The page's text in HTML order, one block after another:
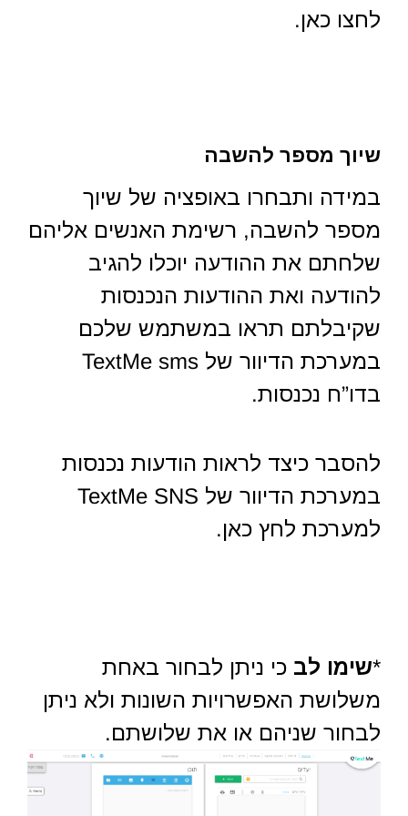
לחצו כאן.
שיוך מספר להשבה
במידה ותבחרו באופציה של שיוך
מספר להשבה, רשימת האנשים אליהם
שלחתם את ההודעה יוכלו להגיב
להודעה ואת ההודעות הנכנסות
שקיבלתם תראו במשתמש שלכם
במערכת הדיוור של TextMe sms
בדו”ח נכנסות.
להסבר כיצד לראות הודעות נכנסות
במערכת הדיוור של TextMe SNS
למערכת לחץ כאן.
*שימו לב כי ניתן לבחור באחת
משלושת האפשרויות השונות ולא ניתן
לבחור שניהם או את שלושתם.